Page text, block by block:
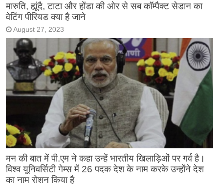
मारुति, ह्यूंदै, टाटा और होंडा की ओर से सब कॉम्पैक्ट सेडान का
वेटिंग पीरियड क्या है जाने
August 27, 2023
मन की बात में पी.एम ने कहा उन्हें भारतीय खिलाड़िओं पर गर्व है।
विश्व यूनिवर्सिटी गेम्स में 26 पदक देश के नाम करके उन्होंने देश
का नाम रोशन किया है